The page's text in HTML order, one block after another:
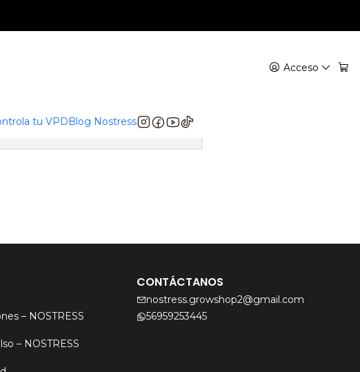
Acceso
tu VPDBlog Nostress
Ph
aquí
– NOSTRESS
– NOSTRESS
CONTÁCTANOS
nostress.growshop2@gmail.com
56959253445